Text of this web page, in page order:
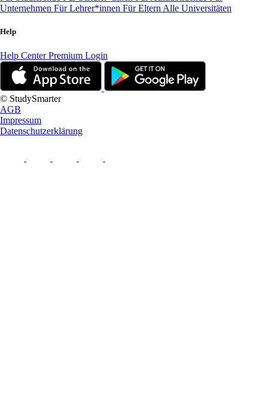
Unternehmen Für Lehrer*innen Für Eltern Alle Universitäten
Help
Help CenterPremium Login
© StudySmarter
AGB
Impressum
Datenschutzerklärung